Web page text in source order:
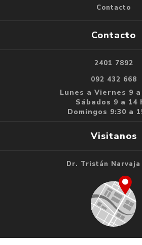
Contacto
Contacto
2401 7892
092 432 668
Lunes a Viernes 9 a
Sábados 9 a 14
Domingos 9:30 a
Visitanos
Dr. Tristán Narvaja